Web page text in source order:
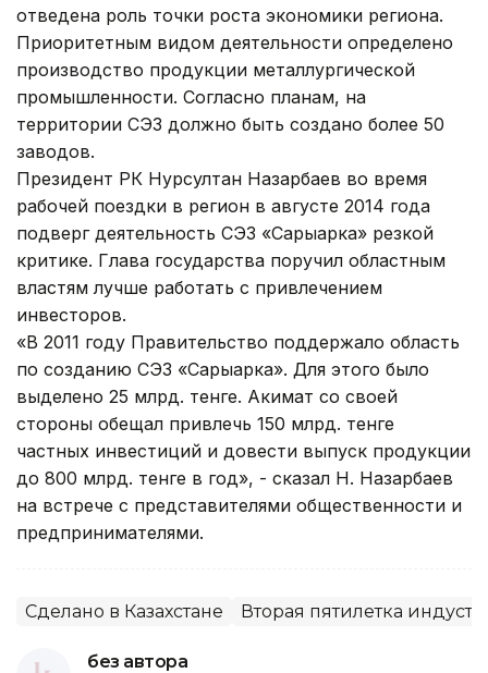
отведена роль точки роста экономики региона.
Приоритетным видом деятельности определено
производство продукции металлургической
промышленности. Согласно планам, на
территории СЭЗ должно быть создано более 50
заводов.
Президент РК Нурсултан Назарбаев во время
рабочей поездки в регион в августе 2014 года
подверг деятельность СЭЗ «Сарыарка» резкой
критике. Глава государства поручил областным
властям лучше работать с привлечением
инвесторов.
«В 2011 году Правительство поддержало область
по созданию СЭЗ «Сарыарка». Для этого было
выделено 25 млрд. тенге. Акимат со своей
стороны обещал привлечь 150 млрд. тенге
частных инвестиций и довести выпуск продукции
до 800 млрд. тенге в год», - сказал Н. Назарбаев
на встрече с представителями общественности и
предпринимателями.
Сделано в Казахстане Вторая пятилетка
без автора